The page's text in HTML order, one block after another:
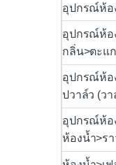
อุปกรณ์ห้อ
อุปกรณ์ห้อ
กลิ่น>ตะแ
อุปกรณ์ห้อ
ปวาล์ว (ว
อุปกรณ์ห้อ
ห้องน้ำ>ร